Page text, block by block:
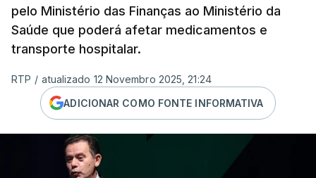
pelo Ministério das Finanças ao Ministério da
Saúde que poderá afetar medicamentos e
transporte hospitalar.
RTP / atualizado 12 Novembro 2025, 21:24
ADICIONAR COMO FONTE INFORMATIVA